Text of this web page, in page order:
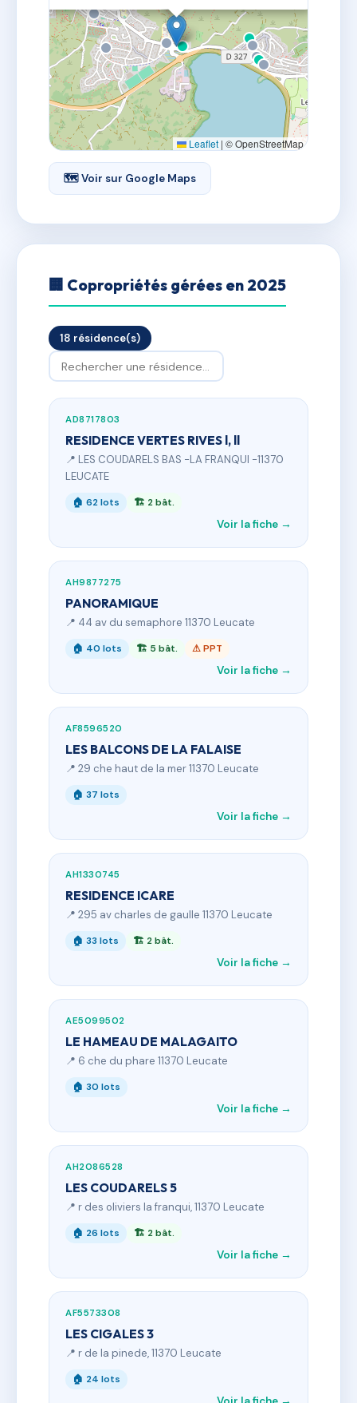
Leaflet | © OpenStreetMap
🗺 Voir sur Google Maps
🏢 Copropriétés gérées en 2025
18 résidence(s)
AD8717803
RESIDENCE VERTES RIVES l, ll
📍 LES COUDARELS BAS -LA FRANQUI -11370
LEUCATE
🏠 62 lots 🏗 2 bât.
Voir la fiche →
AH9877275
PANORAMIQUE
📍 44 av du semaphore 11370 Leucate
🏠 40 lots 🏗 5 bât. ⚠ PPT
Voir la fiche →
AF8596520
LES BALCONS DE LA FALAISE
📍 29 che haut de la mer 11370 Leucate
🏠 37 lots
Voir la fiche →
AH1330745
RESIDENCE ICARE
📍 295 av charles de gaulle 11370 Leucate
🏠 33 lots 🏗 2 bât.
Voir la fiche →
AE5099502
LE HAMEAU DE MALAGAITO
📍 6 che du phare 11370 Leucate
🏠 30 lots
Voir la fiche →
AH2086528
LES COUDARELS 5
📍 r des oliviers la franqui, 11370 Leucate
🏠 26 lots 🏗 2 bât.
Voir la fiche →
AF5573308
LES CIGALES 3
📍 r de la pinede, 11370 Leucate
🏠 24 lots